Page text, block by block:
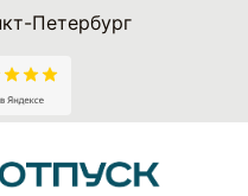
Петербург